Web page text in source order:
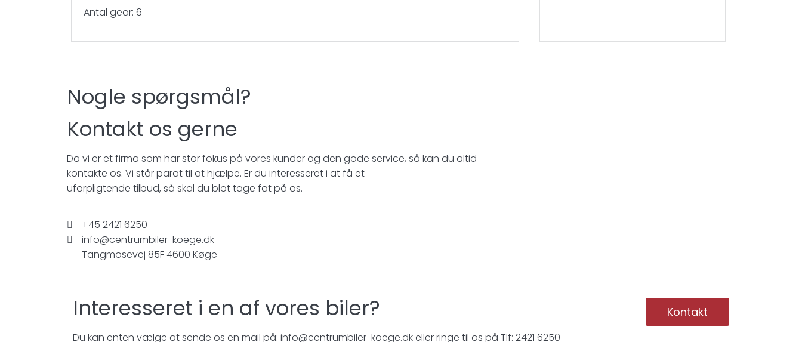
Antal gear: 6
Nogle spørgsmål?
Kontakt os gerne
Da vi er et firma som har stor fokus på vores kunder og den gode service, så kan du altid
kontakte os. Vi står parat til at hjælpe. Er du interesseret i at få et
uforpligtende tilbud, så skal du blot tage fat på os.
+45 2421 6250
info@centrumbiler-koege.dk
Tangmosevej 85F 4600 Køge
Interesseret i en af vores biler?
Du kan enten vælge at sende os en mail på: info@centrumbiler-koege.dk eller ringe til os på Tlf: 2421 6250
Kontakt